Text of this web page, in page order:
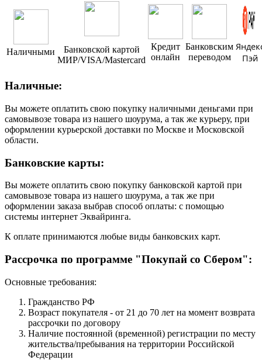
Наличными
Банковской картой
МИР/VISA/Mastercard
Кредит
онлайн
Банковским
переводом
Пэй
Наличные:
Вы можете оплатить свою покупку наличными деньгами при
самовывозе товара из нашего шоурума, а так же курьеру, при
оформлении курьерской доставки по Москве и Московской
области.
Банковские карты:
Вы можете оплатить свою покупку банковской картой при
самовывозе товара из нашего шоурума, а так же при
оформлении заказа выбрав способ оплаты: с помощью
системы интернет Эквайринга.
К оплате принимаются любые виды банковских карт.
Рассрочка по программе "Покупай со Сбером":
Основные требования:
Гражданство РФ
Возраст покупателя - от 21 до 70 лет на момент возврата
рассрочки по договору
Наличие постоянной (временной) регистрации по месту
жительства/пребывания на территории Российской
Федерации